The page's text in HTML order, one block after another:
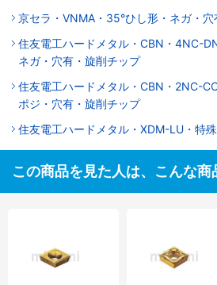
京セラ・VNMA・35°ひし形・ネガ・
住友電工ハードメタル・CBN・4NC-
ネガ・穴有・旋削チップ
住友電工ハードメタル・CBN・2NC-
ポジ・穴有・旋削チップ
住友電工ハードメタル・XDM-LU・特
この商品を見た人は、こんな商